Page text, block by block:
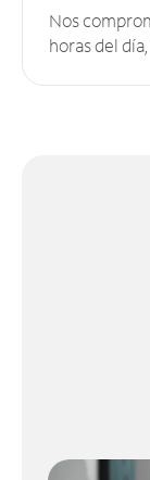
Nos
horas del